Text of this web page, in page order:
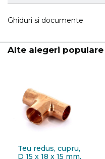
Ghiduri si documente
Alte alegeri populare
Teu redus, cupru,
D 15 x 18 x 15 mm,